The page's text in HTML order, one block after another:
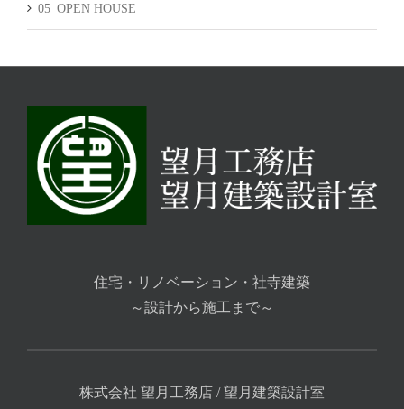
05_OPEN HOUSE
住宅・リノベーション・社寺建築
～設計から施工まで～
株式会社 望月工務店 / 望月建築設計室